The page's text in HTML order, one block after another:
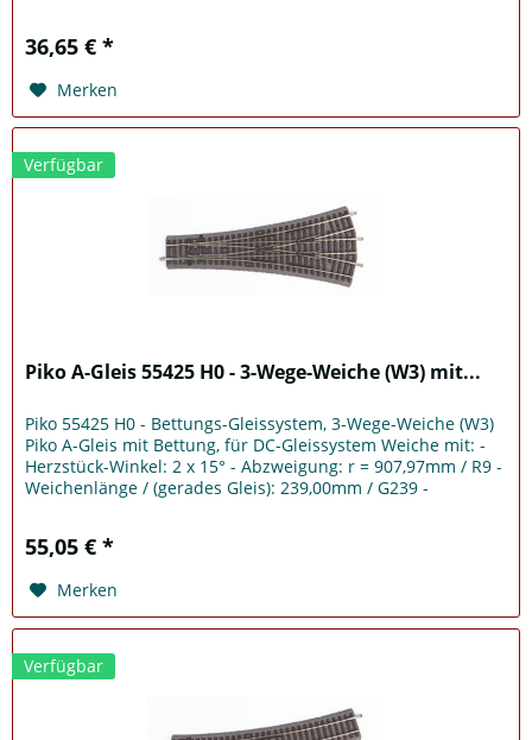
36,65 € *
Merken
Verfügbar
Piko A-Gleis 55425 H0 - 3-Wege-Weiche (W3) mit...
Piko 55425 H0 - Bettungs-Gleissystem, 3-Wege-Weiche (W3)
Piko A-Gleis mit Bettung, für DC-Gleissystem Weiche mit: -
Herzstück-Winkel: 2 x 15° - Abzweigung: r = 907,97mm / R9 -
Weichenlänge / (gerades Gleis): 239,00mm / G239 -
55,05 € *
Merken
Verfügbar